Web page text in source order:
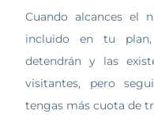
Cuando alcances el
incluido en tu plan,
detendrán y las
visitantes, pero
tengas más cuota de